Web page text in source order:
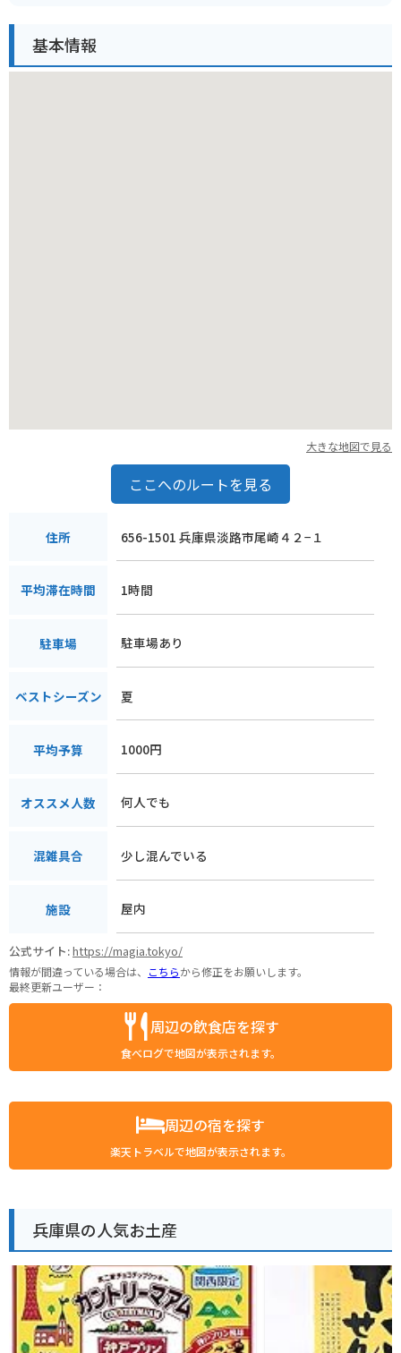
分かけてじっくり焼き上げます。口に入れた瞬間とろけるよう
な食感と、濃厚な卵の風味が絶品です。
基本情報
大きな地図で見る
ここへのルートを見る
住所 656-1501 兵庫県淡路市尾崎４２−１
平均滞在時間 1時間
駐車場 駐車場あり
ベストシーズン 夏
平均予算 1000円
オススメ人数 何人でも
混雑具合 少し混んでいる
施設 屋内
公式サイト:https://magia.tokyo/
情報が間違っている場合は、 こちらから修正をお願いします。
最終更新ユーザー：
周辺の飲食店を探す
食べログで地図が表示されます。
周辺の宿を探す
楽天トラベルで地図が表示されます。
兵庫県の人気お土産